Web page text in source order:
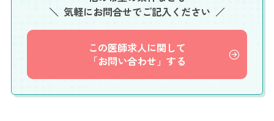
気軽にお問合せでご記入ください
この医師求人に関して
「お問い合わせ」する